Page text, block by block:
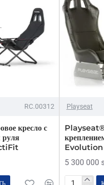
RC.00312
кресло с
руля
Playseat
Playseat®
5 300 000